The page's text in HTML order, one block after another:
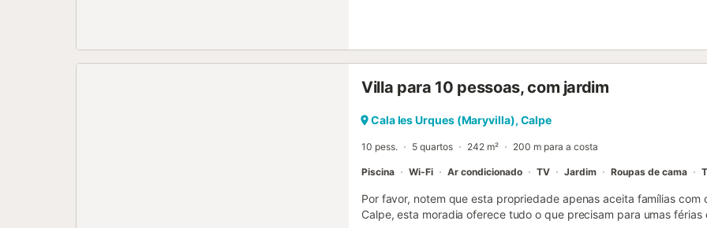
Villa para 10 pessoas, com jardim
Cala les Urques (Maryvilla), Calpe
10 pess. 5 quartos 242 m² 200 m para a costa
Piscina Wi-Fi Ar condicionado TV Jardim Roupas de cama
Por favor, notem que esta propriedade apenas aceita famílias com
Calpe, esta moradia oferece tudo o que precisam para umas férias